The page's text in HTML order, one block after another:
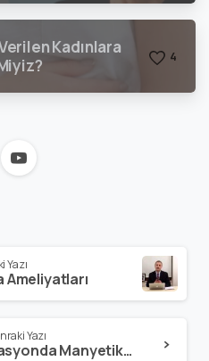
Kadınlara
4
Yazı
Ameliyatları
Yazı
Vajinal Relaksasyonda Manyetik Sandalyenin Kullanılması